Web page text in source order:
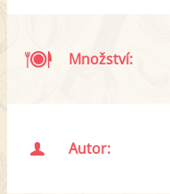
Množství:
Autor: